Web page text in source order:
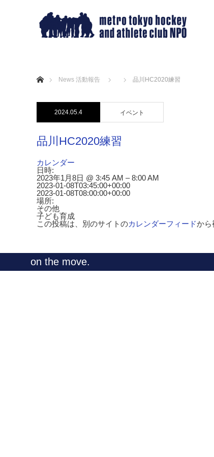
News 活動報告
品川HC2020練習
2024.05.4 イベント
品川HC2020練習
カレンダー
日時:
2023年1月8日 @ 3:45 AM – 8:00 AM
2023-01-08T03:45:00+00:00
2023-01-08T08:00:00+00:00
場所:
その他
子ども育成
この投稿は、別のサイトのカレンダーフィードから
on the move.